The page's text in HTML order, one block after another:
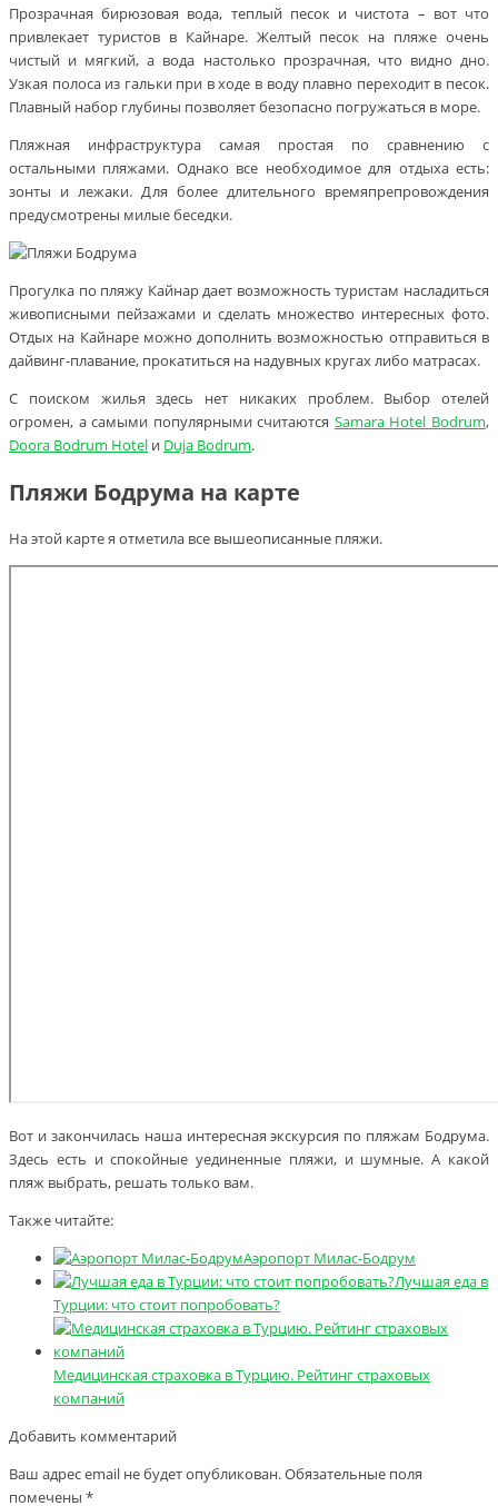
Прозрачная бирюзовая вода, теплый песок и чистота – вот что
привлекает туристов в Кайнаре. Желтый песок на пляже очень
чистый и мягкий, а вода настолько прозрачная, что видно дно.
Узкая полоса из гальки при в ходе в воду плавно переходит в песок.
Плавный набор глубины позволяет безопасно погружаться в море.
Пляжная инфраструктура самая простая по сравнению с
остальными пляжами. Однако все необходимое для отдыха есть:
зонты и лежаки. Для более длительного времяпрепровождения
предусмотрены милые беседки.
Прогулка по пляжу Кайнар дает возможность туристам насладиться
живописными пейзажами и сделать множество интересных фото.
Отдых на Кайнаре можно дополнить возможностью отправиться в
дайвинг-плавание, прокатиться на надувных кругах либо матрасах.
С поиском жилья здесь нет никаких проблем. Выбор отелей
огромен, а самыми популярными считаются Samara Hotel Bodrum,
Doora Bodrum Hotel и Duja Bodrum.
Пляжи Бодрума на карте
На этой карте я отметила все вышеописанные пляжи.
Вот и закончилась наша интересная экскурсия по пляжам Бодрума.
Здесь есть и спокойные уединенные пляжи, и шумные. А какой
пляж выбрать, решать только вам.
Также читайте:
Аэропорт Милас-Бодрум
Лучшая еда в
Турции: что стоит попробовать?
Медицинская страховка в Турцию. Рейтинг страховых
компаний
Добавить комментарий
Ваш адрес email не будет опубликован.Обязательные поля
помечены *